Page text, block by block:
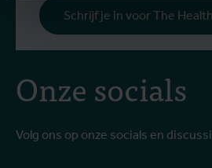
Onze socials
Volg ons op onze socials en
Schrijf je in voor The